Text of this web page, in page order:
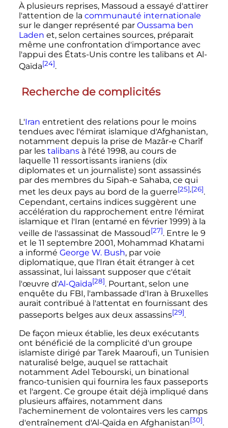
À plusieurs reprises, Massoud a essayé d'attirer
l'attention de la communauté internationale
sur le danger représenté par Oussama ben
Laden et, selon certaines sources, préparait
même une confrontation d'importance avec
l'appui des États-Unis contre les talibans et Al-
Qaïda[24].
Recherche de complicités
L'Iran entretient des relations pour le moins
tendues avec l'émirat islamique d'Afghanistan,
notamment depuis la prise de Mazâr-e Charîf
par les talibansà l'été 1998, au cours de
laquelle 11 ressortissants iraniens (dix
diplomates et un journaliste) sont assassinés
par des membres du Sipah-e Sahaba, ce qui
met les deux pays au bord de la guerre[25],[26].
Cependant, certains indices suggèrent une
accélération du rapprochement entre l'émirat
islamique et l'Iran (entamé en février 1999) à la
veille de l'assassinat de Massoud[27]. Entre le 9
et le 11 septembre 2001, Mohammad Khatami
a informé George W. Bush, par voie
diplomatique, que l'Iran était étranger à cet
assassinat, lui laissant supposer que c'était
l'œuvre d'Al-Qaïda[28]. Pourtant, selon une
enquête du FBI, l'ambassade d'Iran à Bruxelles
aurait contribué à l'attentat en fournissant des
passeports belges aux deux assassins[29].
De façon mieux établie, les deux exécutants
ont bénéficié de la complicité d'un groupe
islamiste dirigé par Tarek Maaroufi, un Tunisien
naturalisé belge, auquel se rattachait
notamment Adel Tebourski, un binational
franco-tunisien qui fournira les faux passeports
et l'argent. Ce groupe était déjà impliqué dans
plusieurs affaires, notamment dans
l'acheminement de volontaires vers les camps
d'entraînement d'Al-Qaïda en Afghanistan[30].